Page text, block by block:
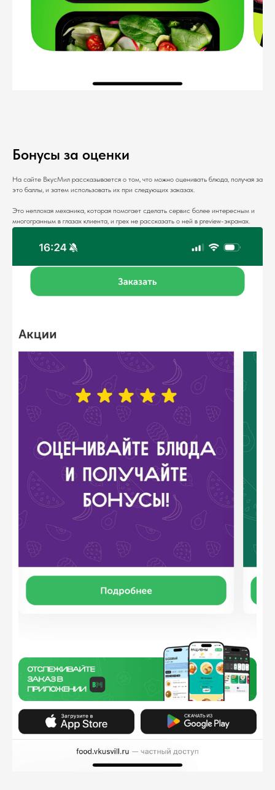
Бонусы за оценки
На сайте ВкусМил рассказывается о том, что можно оценивать блюда, получая за
это баллы, и затем использовать их при следующих заказах.
Это неплохая механика, которая помогает сделать сервис более интересным и
многогранным в глазах клиента, и грех не рассказать о ней в preview-экранах.